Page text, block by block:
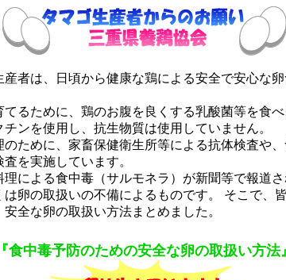
者は、日頃から健康な鶏による安全で安心な
るために、鶏のお腹を良くする乳酸菌等を食
ンを使用し、抗生物質は使用していません。
ために、家畜保健衛生所等による抗体検査や
を実施しています。
による食中毒（サルモネラ）が新聞等で報道さ
は卵の取扱いの不備によるものです。 そこで、
全な卵の取扱い方法まとめました。
『食中毒予防のための安全な卵の取扱い方法』